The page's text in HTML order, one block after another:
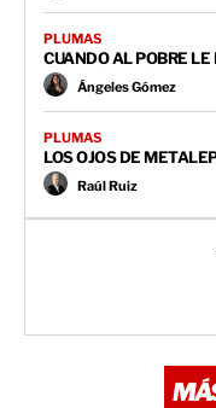
PLUMAS
CUANDO AL POBRE LE
Ángeles Gómez
PLUMAS
LOS OJOS DE
Raúl Ruiz